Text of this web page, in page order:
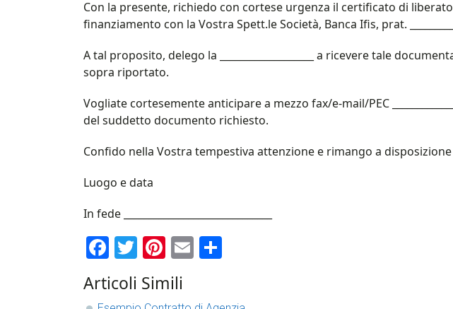
Con la presente, richiedo con cortese urgenza il certificato di
finanziamento con la Vostra Spett.le Società, Banca Ifis, prat.
A tal proposito, delego la ___________________ a ricevere tale
sopra riportato.
Vogliate cortesemente anticipare a mezzo fax/e-mail/PEC
del suddetto documento richiesto.
Confido nella Vostra tempestiva attenzione e rimango a
Luogo e data
In fede ______________________________
Facebook
Twitter
Pinterest
Email
Articoli Simili